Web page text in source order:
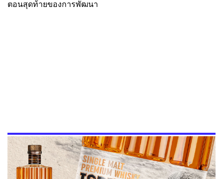
ตอนสุดท้ายของการพัฒนา